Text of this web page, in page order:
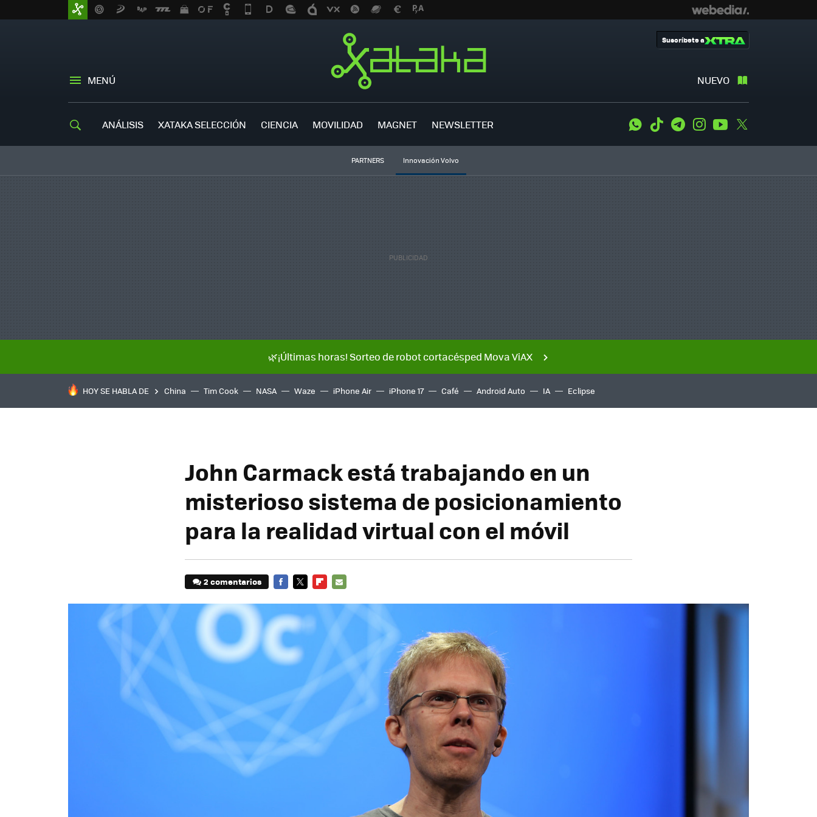
MENÚ NUEVO
Suscríbete a
ANÁLISIS XATAKA SELECCIÓN CIENCIA MOVILIDAD MAGNET NEWSLETTER WhatsApp
Tiktok TelegramInstagramYoutube
PARTNERS Innovación Volvo
🌿¡Últimas horas! Sorteo de robot cortacésped Mova ViAX
HOY SE HABLA DE China Tim Cook NASA Waze iPhone Air iPhone 17 Café Android Auto IA Eclipse
John Carmack está trabajando en un
misterioso sistema de posicionamiento
para la realidad virtual con el móvil
2 comentarios
MAIL